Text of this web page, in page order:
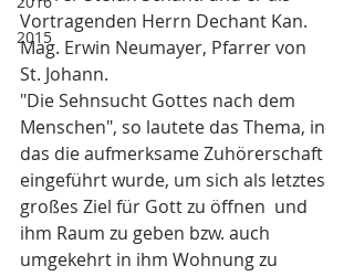
2015
Vortragenden Herrn Dechant Kan.
Mag. Erwin Neumayer, Pfarrer von
St. Johann.
"Die Sehnsucht Gottes nach dem
Menschen", so lautete das Thema, in
das die aufmerksame Zuhörerschaft
eingeführt wurde, um sich als letztes
großes Ziel für Gott zu öffnen  und
ihm Raum zu geben bzw. auch
umgekehrt in ihm Wohnung zu